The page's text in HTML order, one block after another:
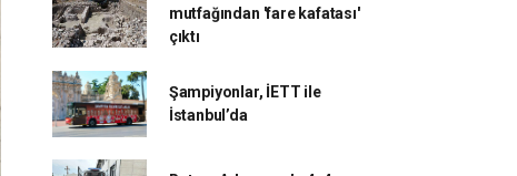
mutfağından 'fare kafatası'
çıktı
Şampiyonlar, İETT ile
İstanbul’da